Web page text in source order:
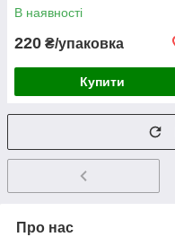
В наявності
220 ₴/упаковка
Купити
Про нас